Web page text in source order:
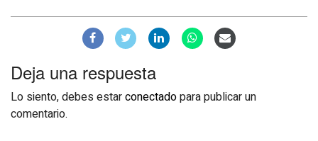
Deja una respuesta
Lo siento, debes estarconectadopara publicar un
comentario.